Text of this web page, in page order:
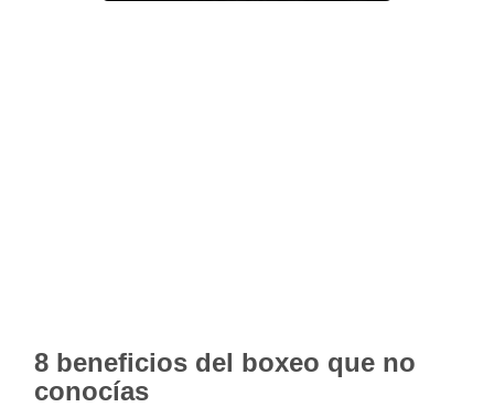
8 beneficios del boxeo que no
conocías